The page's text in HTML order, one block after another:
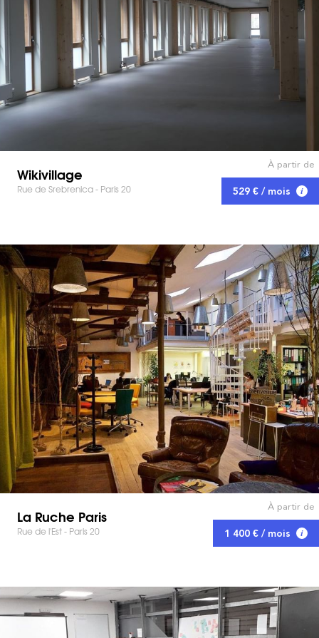
Wikivillage
Rue de Srebrenica - Paris 20
À partir de
529 € / mois
La Ruche Paris
Rue de l'Est - Paris 20
À partir de
1 400 € / mois